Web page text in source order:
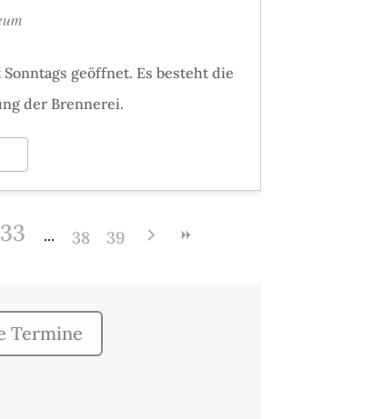
geöffnet. Es besteht die
der Brennerei.
33 38 39
Termine